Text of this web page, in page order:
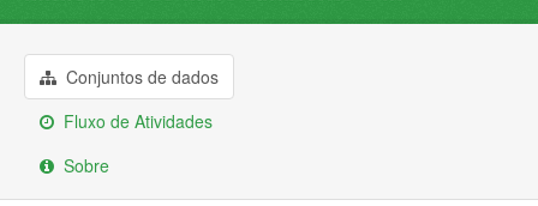
SobreConjuntos de dados
Fluxo de Atividades
Sobre